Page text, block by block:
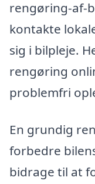
rengøring-af-
kontakte
sig i bilpleje.
rengøring
problemfri
En grundig
forbedre
bidrage til at